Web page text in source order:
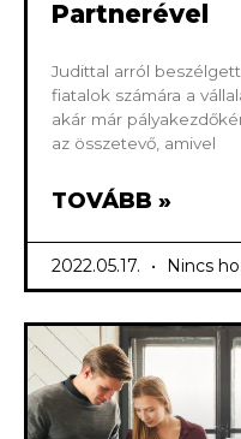
Partnerével
Judittal arról
fiatalok számára a
akár már
az összetevő, amivel
TOVÁBB »
2022.05.17. Nincs